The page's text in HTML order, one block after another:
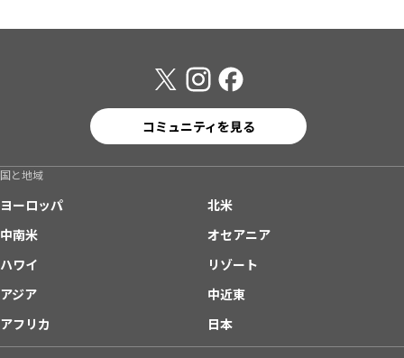
コミュニティを見る
国と地域
ヨーロッパ
北米
中南米
オセアニア
ハワイ
リゾート
アジア
中近東
アフリカ
日本